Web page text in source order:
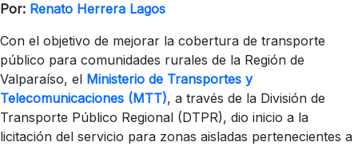
Por: Renato Herrera Lagos
Con el objetivo de mejorar la cobertura de transporte
público para comunidades rurales de la Región de
Valparaíso, el Ministerio de Transportes y
Telecomunicaciones (MTT), a través de la División de
Transporte Público Regional (DTPR), dio inicio a la
licitación del servicio para zonas aisladas pertenecientes a